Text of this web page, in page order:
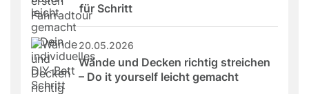
für Schritt
20.05.2026
Wände und Decken richtig streichen
– Do it yourself leicht gemacht